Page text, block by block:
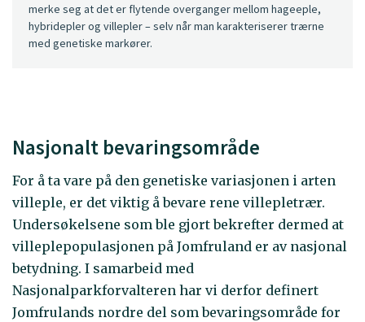
merke seg at det er flytende overganger mellom hageeple,
hybridepler og villepler – selv når man karakteriserer trærne
med genetiske markører.
Nasjonalt bevaringsområde
For å ta vare på den genetiske variasjonen i arten
villeple, er det viktig å bevare rene villepletrær.
Undersøkelsene som ble gjort bekrefter dermed at
villeplepopulasjonen på Jomfruland er av nasjonal
betydning. I samarbeid med
Nasjonalparkforvalteren har vi derfor definert
Jomfrulands nordre del som bevaringsområde for